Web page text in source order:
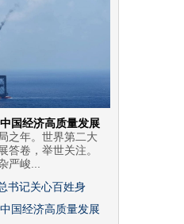
国经济高质量发展
之年。世界第二大
答卷，举世关注。
严峻...
书记关心百姓身
国经济高质量发展